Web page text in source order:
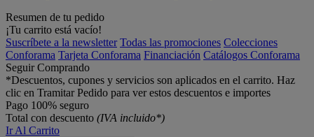
Resumen de tu pedido
¡Tu carrito está vacío!
Suscríbete a la newsletter Todas las promociones Colecciones
Conforama Tarjeta Conforama Financiación Catálogos Conforama
Seguir Comprando
*Descuentos, cupones y servicios son aplicados en el carrito. Haz
clic en Tramitar Pedido para ver estos descuentos e importes
Pago 100% seguro
Total con descuento (IVA incluido*)
Ir Al Carrito